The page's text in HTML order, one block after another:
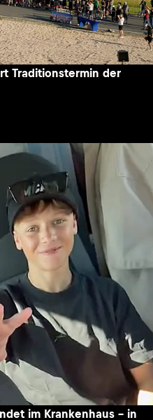
Traditionstermin der
im Krankenhaus – in